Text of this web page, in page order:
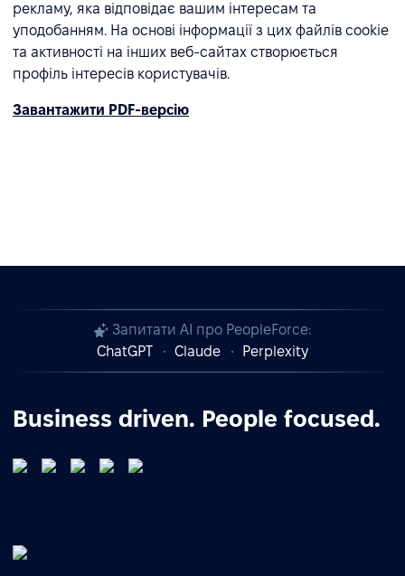
рекламу, яка відповідає вашим інтересам та
уподобанням. На основі інформації з цих файлів cookie
та активності на інших веб-сайтах створюється
профіль інтересів користувачів.
Завантажити PDF-версію
Запитати AI про PeopleForce:
ChatGPT
Claude Perplexity
Business driven. People focused.